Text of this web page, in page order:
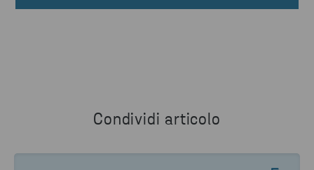
Condividi articolo